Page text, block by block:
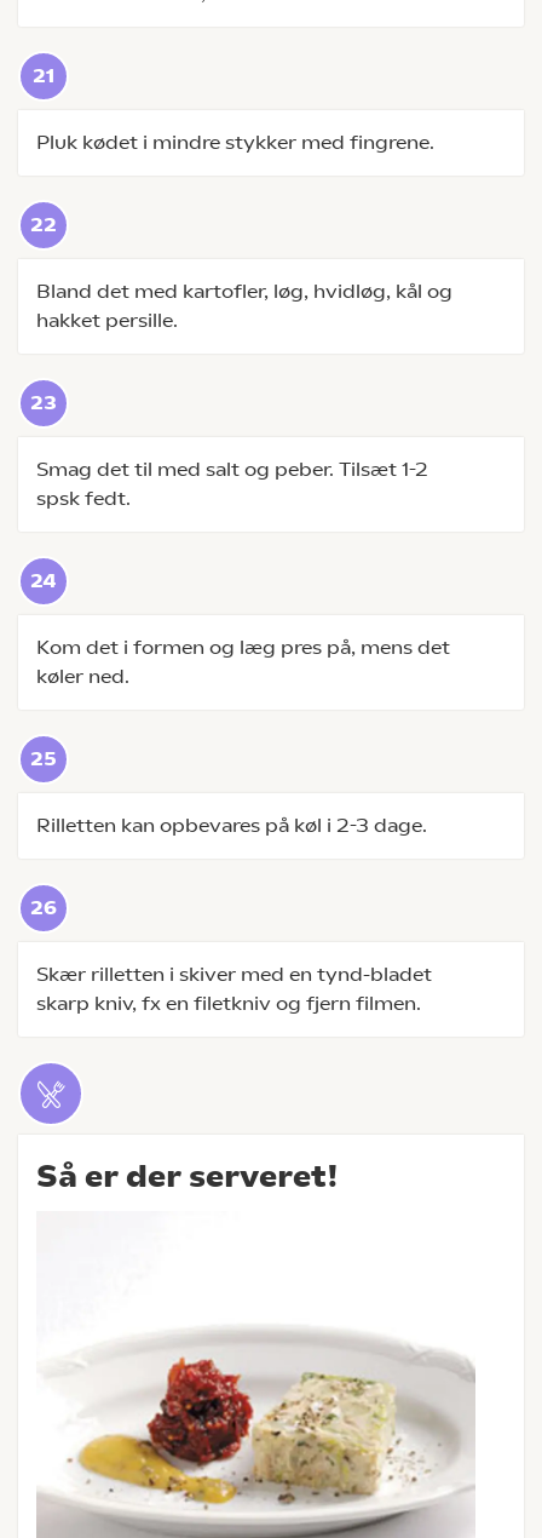
Pluk kødet i mindre stykker med fingrene.
Bland det med kartofler, løg, hvidløg, kål og
hakket persille.
Smag det til med salt og peber. Tilsæt 1-2
spsk fedt.
Kom det i formen og læg pres på, mens det
køler ned.
Rilletten kan opbevares på køl i 2-3 dage.
Skær rilletten i skiver med en tynd-bladet
skarp kniv, fx en filetkniv og fjern filmen.
Så er der serveret!